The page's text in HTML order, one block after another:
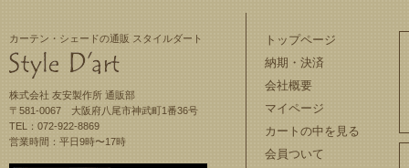
カーテン・シェードの通販 スタイルダート
株式会社 友安製作所 通販部
〒581-0067 大阪府八尾市神武町1番36号
TEL：072-922-8869
営業時間：平日9時〜17時
トップページ
納期・決済
会社概要
マイページ
カートの中を見る
会員ついて